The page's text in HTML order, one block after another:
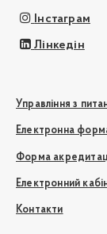
Інстаграм
Лінкедін
Управління з
Електронна
Форма
Електронний
Контакти